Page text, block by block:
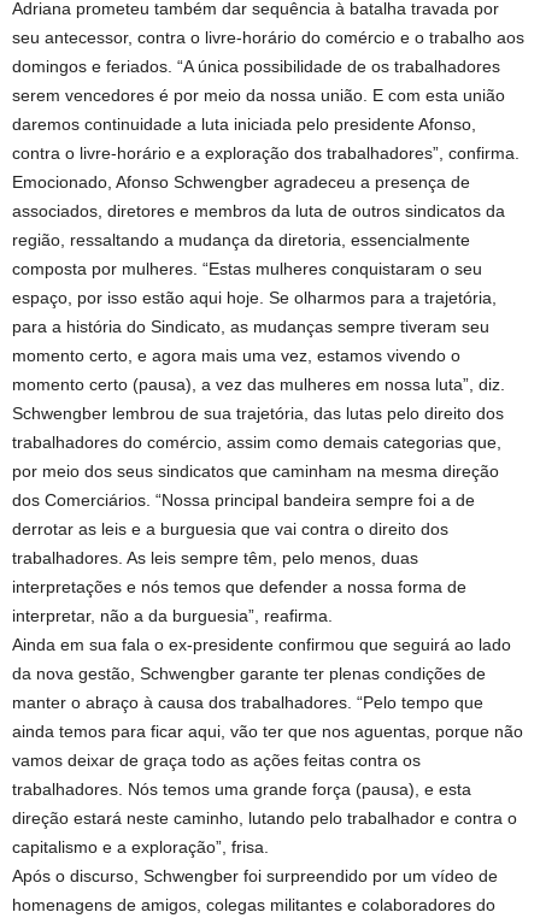
Adriana prometeu também dar sequência à batalha travada por
seu antecessor, contra o livre-horário do comércio e o trabalho aos
domingos e feriados. “A única possibilidade de os trabalhadores
serem vencedores é por meio da nossa união. E com esta união
daremos continuidade a luta iniciada pelo presidente Afonso,
contra o livre-horário e a exploração dos trabalhadores”, confirma.
Emocionado, Afonso Schwengber agradeceu a presença de
associados, diretores e membros da luta de outros sindicatos da
região, ressaltando a mudança da diretoria, essencialmente
composta por mulheres. “Estas mulheres conquistaram o seu
espaço, por isso estão aqui hoje. Se olharmos para a trajetória,
para a história do Sindicato, as mudanças sempre tiveram seu
momento certo, e agora mais uma vez, estamos vivendo o
momento certo (pausa), a vez das mulheres em nossa luta”, diz.
Schwengber lembrou de sua trajetória, das lutas pelo direito dos
trabalhadores do comércio, assim como demais categorias que,
por meio dos seus sindicatos que caminham na mesma direção
dos Comerciários. “Nossa principal bandeira sempre foi a de
derrotar as leis e a burguesia que vai contra o direito dos
trabalhadores. As leis sempre têm, pelo menos, duas
interpretações e nós temos que defender a nossa forma de
interpretar, não a da burguesia”, reafirma.
Ainda em sua fala o ex-presidente confirmou que seguirá ao lado
da nova gestão, Schwengber garante ter plenas condições de
manter o abraço à causa dos trabalhadores. “Pelo tempo que
ainda temos para ficar aqui, vão ter que nos aguentas, porque não
vamos deixar de graça todo as ações feitas contra os
trabalhadores. Nós temos uma grande força (pausa), e esta
direção estará neste caminho, lutando pelo trabalhador e contra o
capitalismo e a exploração”, frisa.
Após o discurso, Schwengber foi surpreendido por um vídeo de
homenagens de amigos, colegas militantes e colaboradores do